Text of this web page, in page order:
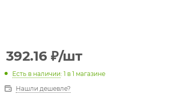
392.16 ₽/шт
Есть в наличии: 1 в 1 магазине
Нашли дешевле?